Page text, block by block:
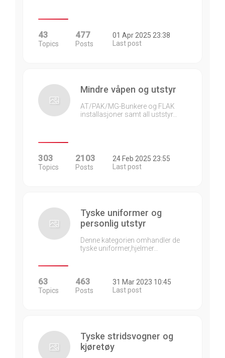
43
Topics
477
Posts
01 Apr 2025 23:38
Last post
Mindre våpen og utstyr
AT/PAK/MG-Bunkere og FLAK
installasjoner samt all uststyr…
303
Topics
2103
Posts
24 Feb 2025 23:55
Last post
Tyske uniformer og
personlig utstyr
Denne kategorien omhandler de
tyske uniformer,hjelmer…
63
Topics
463
Posts
31 Mar 2023 10:45
Last post
Tyske stridsvogner og
kjøretøy